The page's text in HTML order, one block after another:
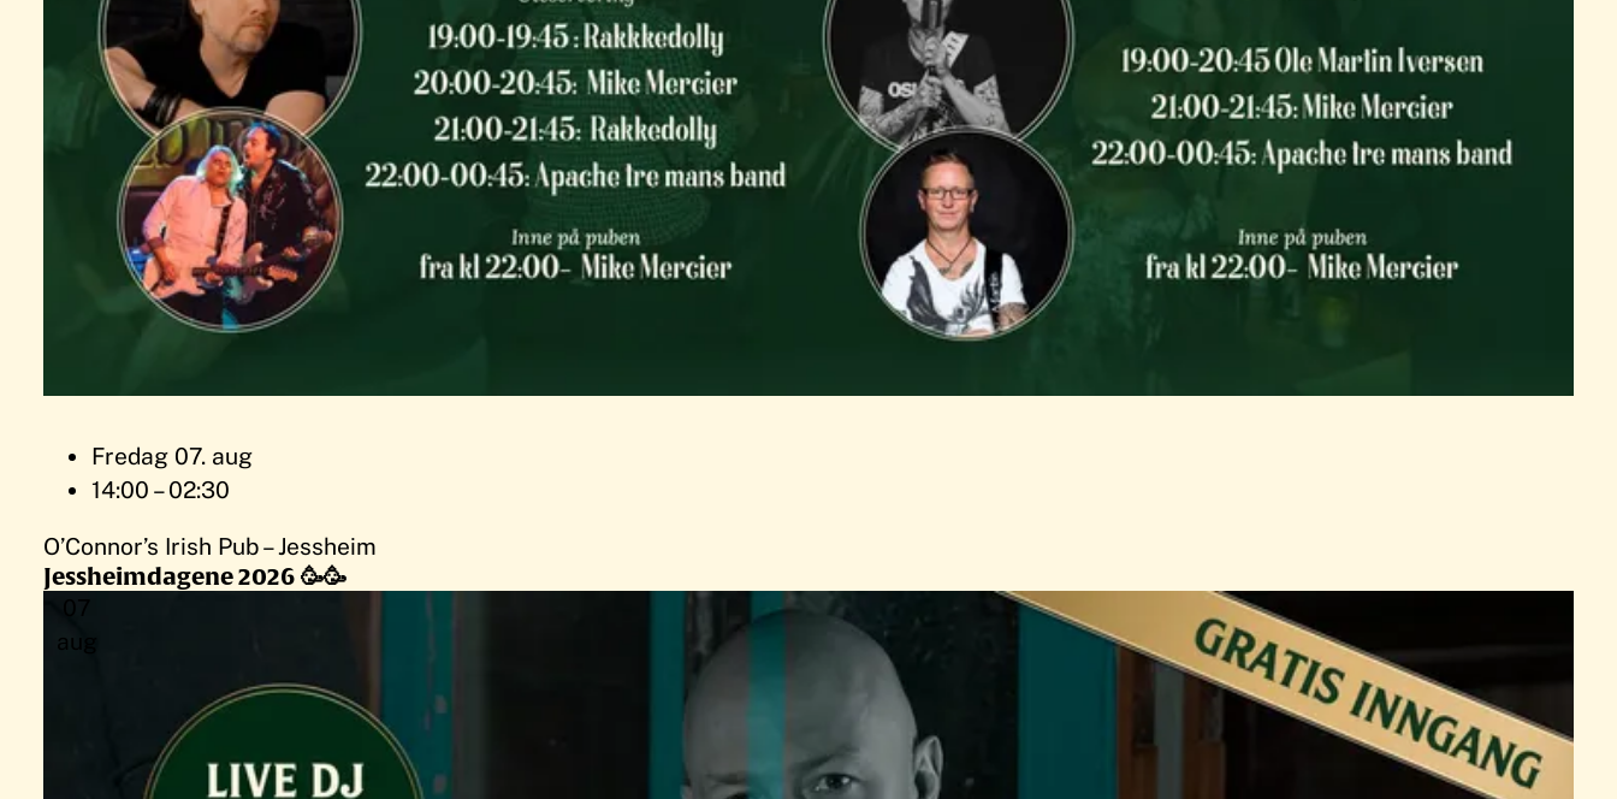
Fredag 07. aug
14:00 – 02:30
O’Connor’s Irish Pub – Jessheim
Jessheimdagene 2026 🥳🥳
aug